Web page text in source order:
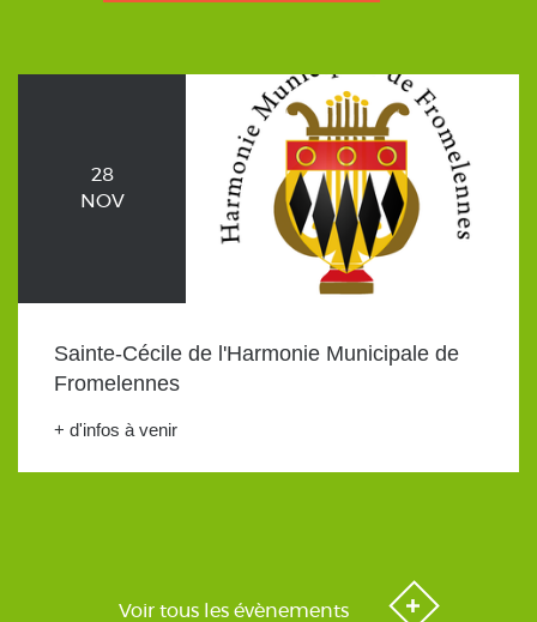
28
NOV
Sainte-Cécile de l'Harmonie Municipale de
Fromelennes
+ d'infos à venir
Voir tous les évènements